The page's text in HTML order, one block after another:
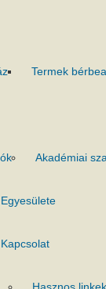
Termek
Akadémiai
Kapcsolat